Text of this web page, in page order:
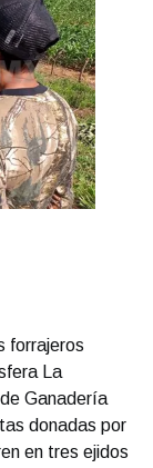
forrajeros
La
Ganadería
donadas por
en tres ejidos